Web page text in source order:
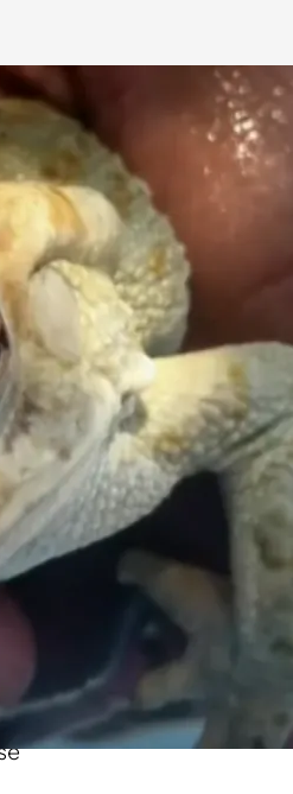
por los
para
solución
y la